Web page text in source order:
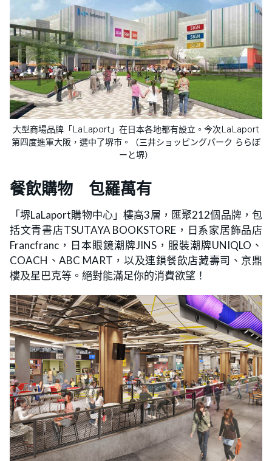
大型商場品牌「LaLaport」在日本各地都有設立。今次LaLaport
第四度進軍大阪，選中了堺市。（三井ショッピングパーク ららぽ
ーと堺）
餐飲購物 包羅萬有
「堺LaLaport購物中心」樓高3層，匯聚212個品牌，包
括文青書店TSUTAYA BOOKSTORE，日系家居飾品店
Francfranc，日本眼鏡潮牌JINS，服裝潮牌UNIQLO、
COACH、ABC MART，以及連鎖餐飲店藏壽司、京鼎
樓及星巴克等。絕對能滿足你的消費欲望！